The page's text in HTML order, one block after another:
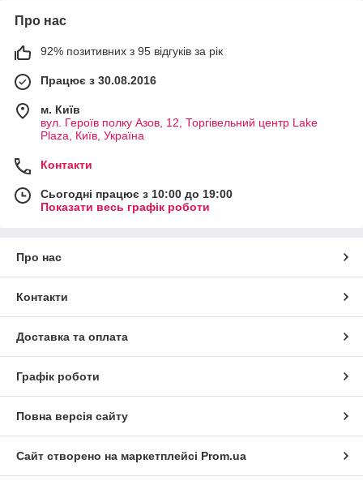
Про нас
92% позитивних з 95 відгуків за рік
Працює з 30.08.2016
м. Київ
вул. Героїв полку Азов, 12, Торгівельний центр Lake
Plaza, Київ, Україна
Контакти
Сьогодні працює з 10:00 до 19:00
Показати весь графік роботи
Про нас
Контакти
Доставка та оплата
Графік роботи
Повна версія сайту
Сайт створено на маркетплейсі Prom.ua